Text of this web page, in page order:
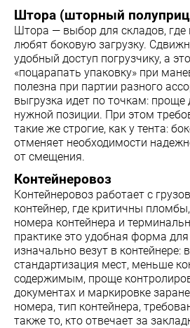
Штора (шторный
Штора — выбор для складов, где
любят боковую загрузку.
удобный доступ погрузчику, а
«поцарапать упаковку» при
полезна при партии разного
выгрузка идет по точкам: проще
нужной позиции. При этом
такие же строгие, как у тента:
отменяет необходимости
от смещения.
Контейнеровоз
Контейнеровоз работает с
контейнер, где критичны
номера контейнера и
практике это удобная форма
изначально везут в контейнере:
стандартизация мест, меньше
содержимым, проще
документах и маркировке
номера, тип контейнера,
также то, кто отвечает за